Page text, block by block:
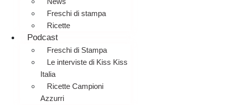
Freschi di stampa
Ricette
Podcast
Freschi di Stampa
Le interviste di Kiss Kiss
Italia
Ricette Campioni
Azzurri